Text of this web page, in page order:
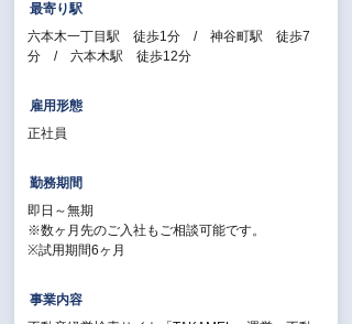
日、水、祝日休み（※第1水曜日出社）
慶弔休暇、看護休暇、産前産後休暇 他
【福利厚生】
社会保険完備、退職金制度、401K企業年金制度、
家族手当、資格手当、家族手当 そのほか多数
最寄り駅
六本木一丁目駅 徒歩1分 / 神谷町駅 徒歩7
分 / 六本木駅 徒歩12分
雇用形態
正社員
勤務期間
即日～無期
※数ヶ月先のご入社もご相談可能です。
※試用期間6ヶ月
事業内容